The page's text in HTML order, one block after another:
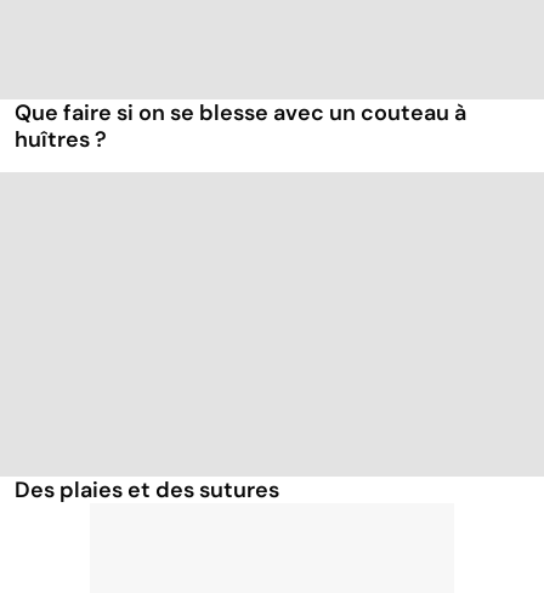
Que faire si on se blesse avec un couteau à
huîtres ?
Des plaies et des sutures